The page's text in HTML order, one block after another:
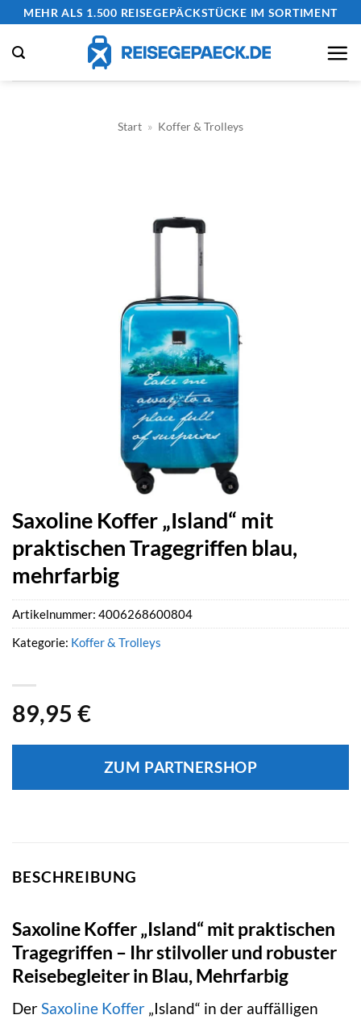
Zum
springen
MEHR ALS 1.500 REISEGEPÄCKSTÜCKE IM SORTIMENT
Start » Koffer & Trolleys
Saxoline Koffer „Island“ mit
praktischen Tragegriffen blau,
mehrfarbig
89,95 €
ZUM PARTNERSHOP
Artikelnummer: 4006268600804
Kategorie: Koffer & Trolleys
BESCHREIBUNG
Saxoline Koffer „Island“ mit praktischen
Tragegriffen – Ihr stilvoller und robuster
Reisebegleiter in Blau, Mehrfarbig
DerSaxoline Koffer „Island“ in der auffälligen